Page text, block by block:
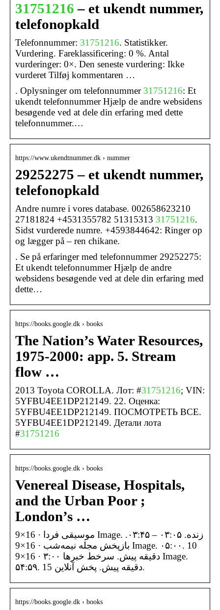
31751216 – et ukendt nummer,
telefonopkald
Telefonnummer: 31751216. Statistikker.
Vurdering. Fareklassificering: 0 %. Antal
vurderinger: 0×. Den seneste vurdering: Ikke
vurderet Tilføj kommentaren …
. Oplysninger om telefonnummer 31751216: Et
ukendt telefonnummer Hjælp de andre websidens
besøgende ved at dele din erfaring med dette
telefonnummer.…
https://www.ukendtnummer.dk › nummer
29252275 – et ukendt nummer,
telefonopkald
Andre numre i vores database. 002658623210
27181824 +4531355782 51315313 31751216.
Sidst vurderede numre. +4593844642: Ringer op
og lægger på – ren chikane.
. Se på erfaringer med telefonnummer 29252275:
Et ukendt telefonnummer Hjælp de andre
websidens besøgende ved at dele din erfaring med
dette…
https://books.google.dk › books
The Nation’s Water Resources,
1975-2000: app. 5. Stream
flow …
2013 Toyota COROLLA. Лот: #31751216; VIN:
5YFBU4EE1DP212149. 22. Оценка:
5YFBU4EE1DP212149. ПОСМОТРЕТЬ ВСЕ.
5YFBU4EE1DP212149. Детали лота
#31751216
https://books.google.dk › books
Venereal Disease, Hospitals,
and the Urban Poor ;
London’s …
موسیقی فردا · 16×9 Image. زنده. ۰۳:۰۵ – ۰۳:۴۵.
بازپخش مجله نیمه‌شب · 16×9 Image. ۰۵:۰۰. 10
دقیقه پیش. سرخط خبرها ۳:۰۰ · 16×9 Image.
۵۴:۵۹. 15 دقیقه پیش. پخش آنلاین.
https://books.google.dk › books